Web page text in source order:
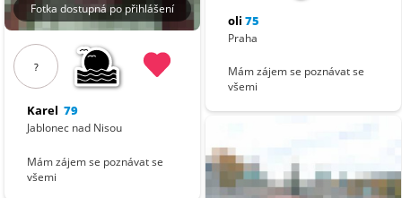
Fotka dostupná po přihlášení
?
Karel 79
Jablonec nad Nisou
Mám zájem se poznávat se
všemi
oli 75
Praha
Mám zájem se poznávat se
všemi